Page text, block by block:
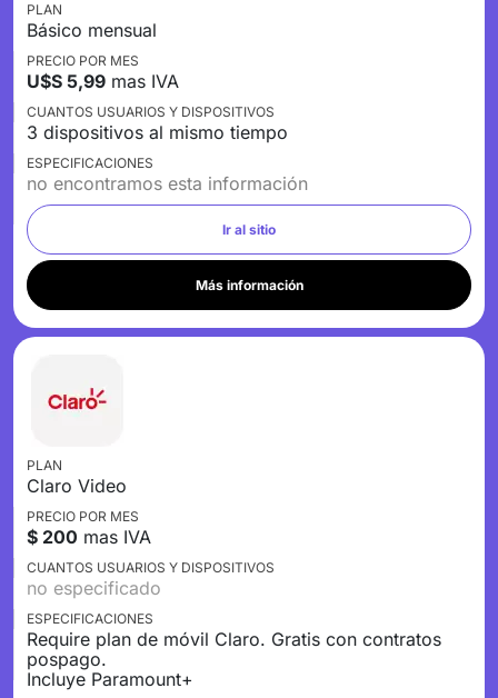
PLAN
Básico mensual
PRECIO POR MES
U$S 5,99 mas IVA
CUANTOS USUARIOS Y DISPOSITIVOS
3 dispositivos al mismo tiempo
ESPECIFICACIONES
no encontramos esta información
Ir al sitio
Más información
PLAN
Claro Video
PRECIO POR MES
$ 200 mas IVA
CUANTOS USUARIOS Y DISPOSITIVOS
no especificado
ESPECIFICACIONES
Require plan de móvil Claro. Gratis con contratos
pospago.
Incluye Paramount+